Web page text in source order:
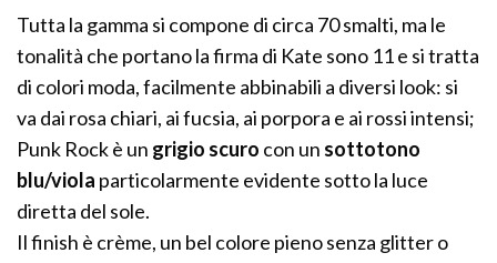
Tutta la gamma si compone di circa 70 smalti, ma le
tonalità che portano la firma di Kate sono 11 e si tratta
di colori moda, facilmente abbinabili a diversi look: si
va dai rosa chiari, ai fucsia, ai porpora e ai rossi intensi;
Punk Rock è un grigio scuro con un sottotono
blu/viola particolarmente evidente sotto la luce
diretta del sole.
Il finish è crème, un bel colore pieno senza glitter o